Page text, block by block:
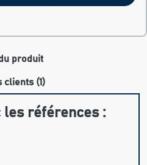
produit
clients (1)
les références :